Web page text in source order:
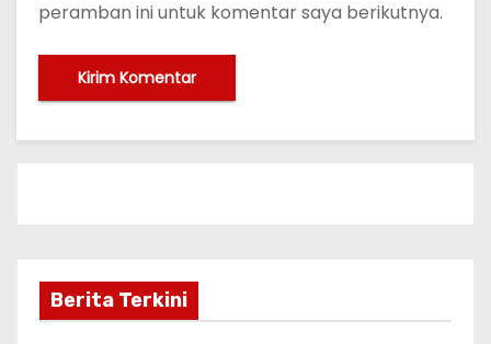
peramban ini untuk komentar saya berikutnya.
Berita Terkini